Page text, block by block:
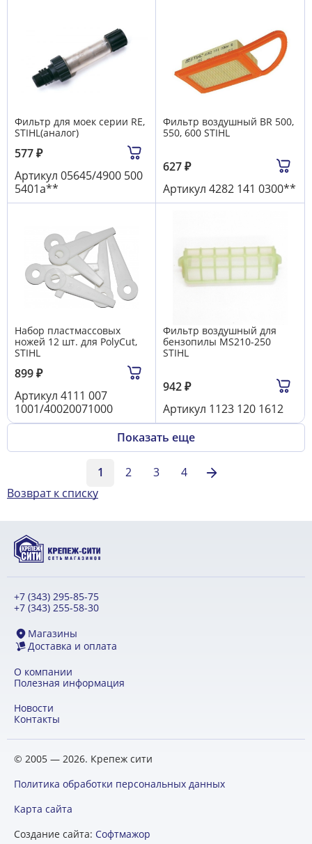
Фильтр для моек серии RE,
STIHL(аналог)
577₽
Артикул 05645/4900 500
5401а**
Фильтр воздушный BR 500,
550, 600 STIHL
627₽
Артикул 4282 141 0300**
Набор пластмассовых
ножей 12 шт. для PolyCut,
STIHL
899₽
Артикул 4111 007
1001/40020071000
Фильтр воздушный для
бензопилы MS210-250
STIHL
942₽
Артикул 1123 120 1612
Показать еще
1 2 3
4
Возврат к списку
+7 (343) 295-85-75
+7 (343) 255-58-30
Магазины
Доставка и оплата
О компании
Полезная информация
Новости
Контакты
© 2005 — 2026. Крепеж сити
Политика обработки персональных данных
Карта сайта
Создание сайта: Софтмажор